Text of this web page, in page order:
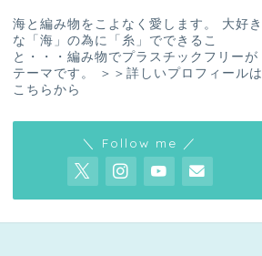
海と編み物をこよなく愛します。 大好き
な「海」の為に「糸」でできるこ
と・・・編み物でプラスチックフリーが
テーマです。
＞＞詳しいプロフィールは
こちらから
＼ Follow me ／